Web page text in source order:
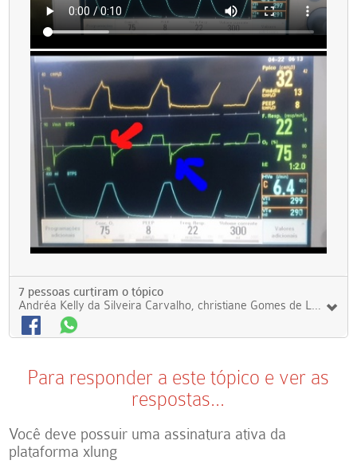
7 pessoas curtiram o tópico
Andréa Kelly da Silveira Carvalho, christiane Gomes de Lima, BETINA SANTOS TOMAZ, PAULO MIRANDA CAVALCANTE NETO, Marcelo Alcantara, João Lucas Miranda Fontelles, BRUNA SILVA OLIVEIRA
Para responder a este tópico e ver as
respostas...
Você deve possuir uma assinatura ativa da
plataforma xlung